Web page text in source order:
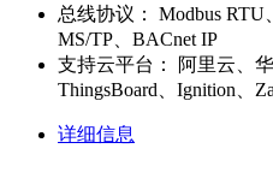
总线协议：
Modbus RTU
MS/TP、BACnet IP
支持云平台：
阿里云、
ThingsBoard、Ignition、
详细信息